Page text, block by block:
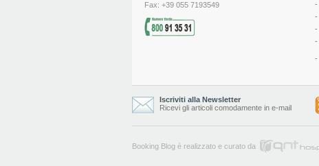
Fax: +39 055 7193549
-
-
-
-
-
Iscriviti alla Newsletter
Ricevi gli articoli comodamente in e-mail
Booking Blog è realizzato e curato da